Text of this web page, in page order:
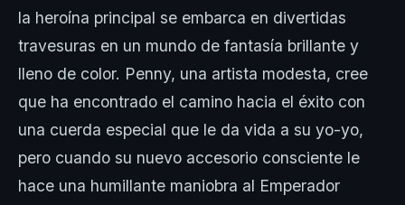
la heroína principal se embarca en divertidas
travesuras en un mundo de fantasía brillante y
lleno de color. Penny, una artista modesta, cree
que ha encontrado el camino hacia el éxito con
una cuerda especial que le da vida a su yo-yo,
pero cuando su nuevo accesorio consciente le
hace una humillante maniobra al Emperador